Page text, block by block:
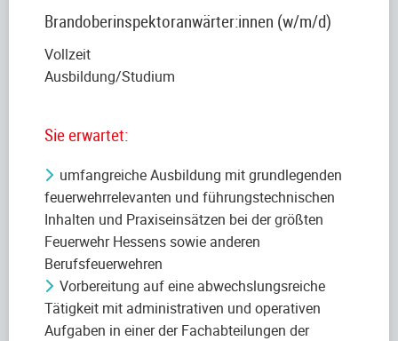
Brandoberinspektoranwärter:innen (w/m/d)
Vollzeit
Ausbildung/Studium
Sie erwartet:
umfangreiche Ausbildung mit grundlegenden
feuerwehrrelevanten und führungstechnischen
Inhalten und Praxiseinsätzen bei der größten
Feuerwehr Hessens sowie anderen
Berufsfeuerwehren
Vorbereitung auf eine abwechslungsreiche
Tätigkeit mit administrativen und operativen
Aufgaben in einer der Fachabteilungen der